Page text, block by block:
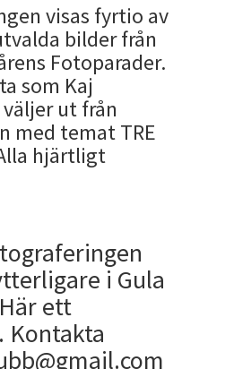
visas fyrtio av
bilder från
Fotoparader.
som Kaj
ut från
med temat TRE
hjärtligt
i Gula
ett
Kontakta